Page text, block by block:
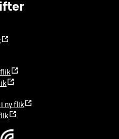
flik
i ny flik